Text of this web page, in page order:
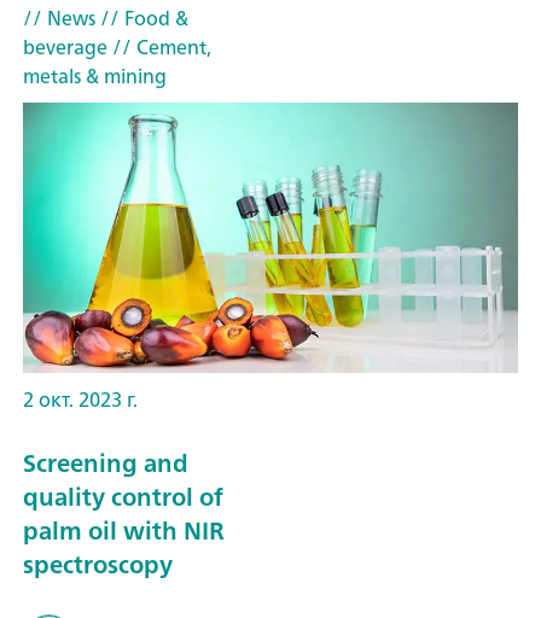
// News// Food &
beverage// Cement,
metals & mining
2 окт. 2023 г.
Screening and
quality control of
palm oil with NIR
spectroscopy